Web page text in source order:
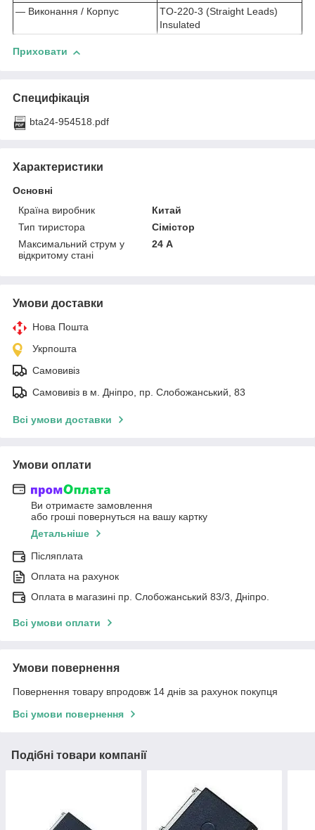
— Виконання / Корпус
TO-220-3 (Straight Leads)
Insulated
Приховати
Специфікація
bta24-954518.pdf
Характеристики
Основні
Країна виробник
Китай
Тип тиристора
Сімістор
Максимальний струм у
відкритому стані
24 А
Умови доставки
Нова Пошта
Укрпошта
Самовивіз
Самовивіз в м. Дніпро, пр. Слобожанський, 83
Всі умови доставки
Умови оплати
Ви отримаєте замовлення
або гроші повернуться на вашу картку
Детальніше
Післяплата
Оплата на рахунок
Оплата в магазині пр. Слобожанський 83/3, Дніпро.
Всі умови оплати
Умови повернення
Повернення товару впродовж 14 днів за рахунок покупця
Всі умови повернення
Подібні товари компанії